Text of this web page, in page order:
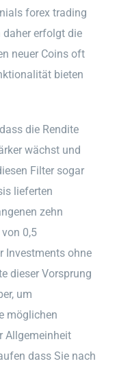
forex trading
erfolgt die
neuer Coins oft
bieten
die Rendite
wächst und
Filter sogar
lieferten
zehn
0,5
Investments ohne
dieser Vorsprung
um
möglichen
Allgemeinheit
dass Sie nach